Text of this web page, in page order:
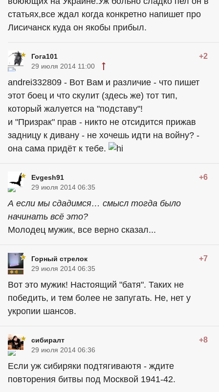
статьях,все ждал когда конкретно напишет про
Лисичанск куда он якобы прибыл.
Гога101 +2
29 июля 2014 11:00
andrei332809 - Вот Вам и различие - что пишет
этот боец и что скулит (здесь же) тот тип,
который жалуется на "подставу"!
и "Призрак" прав - никто не отсидится прижав
задницу к дивану - не хочешь идти на войну? -
она сама придёт к тебе.
Evgesh91 +6
29 июля 2014 06:35
А если мы сдадимся… смысл тогда было
начинать всё это?
Молодец мужик, все верно сказал...
Горный стрелок +7
29 июля 2014 06:35
Вот это мужик! Настоящий "батя". Таких не
победить, и тем более не запугать. Не, нет у
укропии шансов.
сибиралт +8
29 июля 2014 06:36
Если уж сибиряки подтягиваютя - ждите
повторения битвы под Москвой 1941-42.